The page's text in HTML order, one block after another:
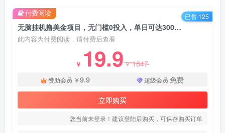
无脑挂机撸美金项目，无门槛0投入，单日可达300＋-知名技术官
此内容为付费阅读，请付费后查看
￥ 19.9￥1847
赞助会员 ￥9.9 超级会员 免费
立即购买
您当前未登录！建议登陆后购买，可保存购买订单
付费阅读 已售 125